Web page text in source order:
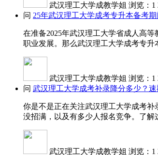
武汉理工大学成教学姐 浏览：1
问 25年武汉理工大学成考专升本备考
在准备2025年武汉理工大学省成人高
职业发展。那么武汉理工大学成考专升
武汉理工大学成教学姐 浏览：1
问 武汉理工大学成考补录降分多少？
你是不是正在关注武汉理工大学成考
没招满，以及有多少人报名竞争。了解
武汉理工大学成教学姐 浏览：1